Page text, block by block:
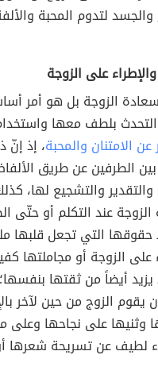
لتدوم المحبة
على الزوجة
الزوجة بل هو أمر
بلطف معها
عن الامتنان والمحبة، إذ إنّ
الطرفين عن طريق
والتشجيع لها،
عند التكلم أو حتّى
التي تجعل قلبها
على الزوجة أو مجاملتها
أيضاً من ثقتها
يقوم الزوج من حين لآخر
وثنيها على نجاحها
عن تسريحة شعرها أو